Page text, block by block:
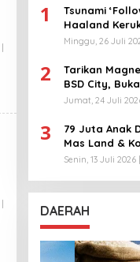
1
Tsunami
Haaland
Bikin Geger!
Minggu, 26 Juli
2
Tarikan
BSD City,
Jumat, 24 Juli
3
79 Juta Anak
Mas Land &
Ratusan Guru!
Senin, 13 Juli 2026
DAERAH